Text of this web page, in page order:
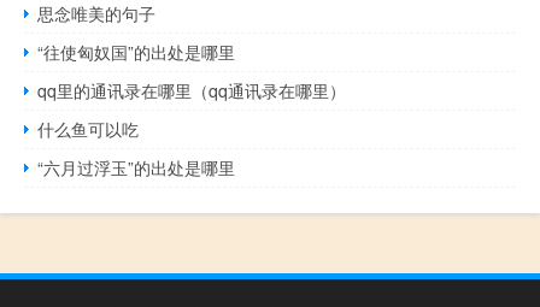
思念唯美的句子
“往使匈奴国”的出处是哪里
qq里的通讯录在哪里（qq通讯录在哪里）
什么鱼可以吃
“六月过浮玉”的出处是哪里